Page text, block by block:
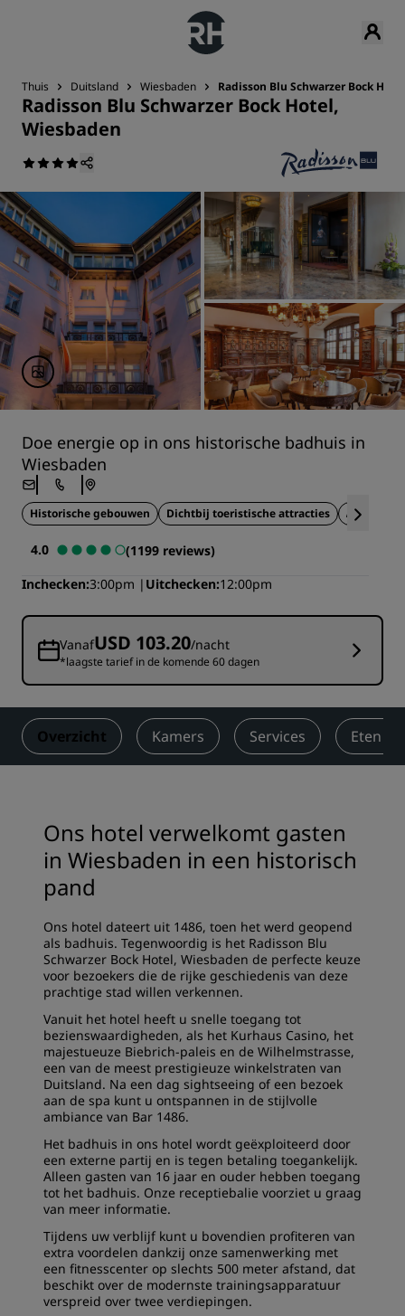
Thuis Duitsland Wiesbaden Radisson Blu Schwarzer Bock
Radisson Blu Schwarzer Bock Hotel,
Wiesbaden
Doe energie op in ons historische badhuis in
Wiesbaden
Historische gebouwen Dichtbij toeristische attracties
4.0
(1199 reviews)
Inchecken 3:00pm Uitchecken 12:00pm
VanafUSD 103.20/nacht
*laagste tarief in de komende 60 dagen
Overzicht Kamers Services Eten
Ons hotel verwelkomt gasten
in Wiesbaden in een historisch
pand
Ons hotel dateert uit 1486, toen het werd geopend
als badhuis. Tegenwoordig is het Radisson Blu
Schwarzer Bock Hotel, Wiesbaden de perfecte keuze
voor bezoekers die de rijke geschiedenis van deze
prachtige stad willen verkennen.
Vanuit het hotel heeft u snelle toegang tot
bezienswaardigheden, als het Kurhaus Casino, het
majestueuze Biebrich-paleis en de Wilhelmstrasse,
een van de meest prestigieuze winkelstraten van
Duitsland. Na een dag sightseeing of een bezoek
aan de spa kunt u ontspannen in de stijlvolle
ambiance van Bar 1486.
Het badhuis in ons hotel wordt geëxploiteerd door
een externe partij en is tegen betaling toegankelijk.
Alleen gasten van 16 jaar en ouder hebben toegang
tot het badhuis. Onze receptiebalie voorziet u graag
van meer informatie.
Tijdens uw verblijf kunt u bovendien profiteren van
extra voordelen dankzij onze samenwerking met
een fitnesscenter op slechts 500 meter afstand, dat
beschikt over de modernste trainingsapparatuur
verspreid over twee verdiepingen.